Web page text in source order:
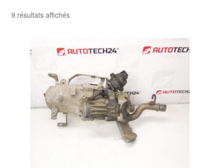
Mon compte
Politique de confidentialité
9 résultats affichésTrié
récent
au
ancien